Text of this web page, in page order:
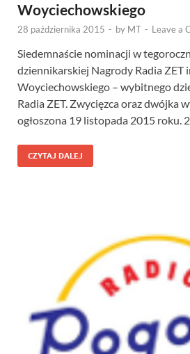
Woyciechowskiego
28 października 2015 - by MT - Leave a
Siedemnaście nominacji w
dziennikarskiej Nagrody Radia ZET
Woyciechowskiego – wybitnego
Radia ZET. Zwycięzca oraz dwójka
ogłoszona 19 listopada 2015 roku.
CZYTAJ DALEJ